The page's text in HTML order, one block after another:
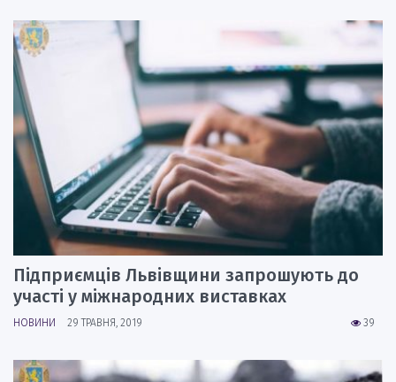
Підприємців Львівщини запрошують до
участі у міжнародних виставках
39
НОВИНИ 29 ТРАВНЯ, 2019